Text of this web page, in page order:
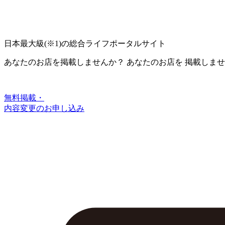
日本最大級(※1)の総合ライフポータルサイト
あなたのお店を掲載しませんか？ あなたのお店を 掲載しま
無料掲載・
内容変更のお申し込み